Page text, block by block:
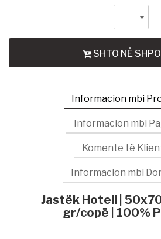
SHTO NË
Informacion mbi
Informacion mbi
Komente të
Informacion mbi
Jastëk Hoteli |
gr/copë | 100%